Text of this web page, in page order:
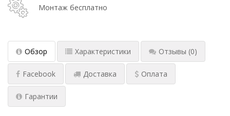
Монтаж бесплатно
Обзор Характеристики Отзывы (0)
Facebook Доставка Оплата
Гарантии